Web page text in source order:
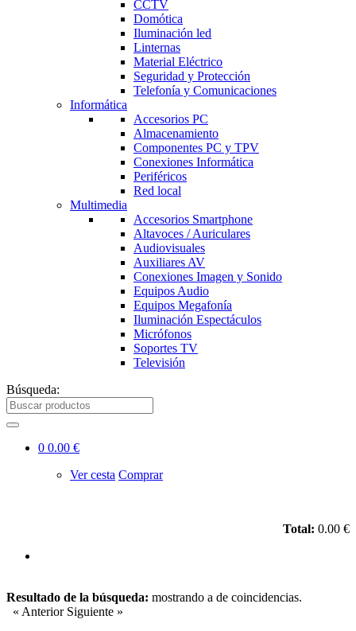
CCTV
Domótica
Iluminación led
Linternas
Material Eléctrico
Seguridad y Protección
Telefonía y Comunicaciones
Informática
Accesorios PC
Almacenamiento
Componentes PC y TPV
Conexiones Informática
Periféricos
Red local
Multimedia
Accesorios Smartphone
Altavoces / Auriculares
Audiovisuales
Auxiliares AV
Conexiones Imagen y Sonido
Equipos Audio
Equipos Megafonía
Iluminación Espectáculos
Micrófonos
Soportes TV
Televisión
Búsqueda:
0 0.00 €
Ver cesta Comprar
Total: 0.00 €
Resultado de la búsqueda: mostrando a de coincidencias.
« Anterior Siguiente »